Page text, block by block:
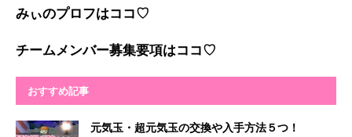
みぃのプロフはココ♡
チームメンバー募集要項はココ♡
おすすめ記事
元気玉・超元気玉の交換や入手方法５つ！